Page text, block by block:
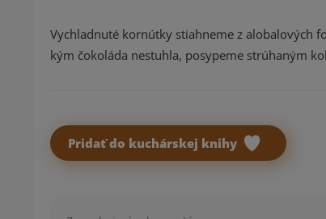
Vychladnuté kornútky stiahneme z alobalových
kým čokoláda nestuhla, posypeme strúhaným
Pridať do kuchárskej knihy